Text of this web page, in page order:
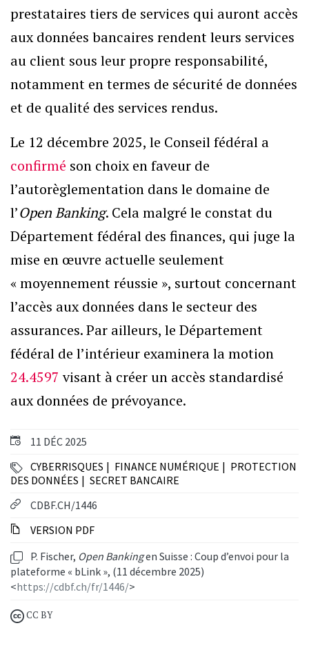
11 DÉC 2025
CYBERRISQUES
FINANCE NUMÉRIQUE
PROTECTION
DES DONNÉES
SECRET BANCAIRE
CDBF.CH/1446
VERSION PDF
P. Fischer, Open Bankingen Suisse : Coup d’envoi pour la
plateforme « bLink », (11 décembre 2025)
<https://cdbf.ch/fr/1446/>
CC BY
prestataires tiers de services qui auront accès
aux données bancaires rendent leurs services
au client sous leur propre responsabilité,
notamment en termes de sécurité de données
et de qualité des services rendus.
Le 12 décembre 2025, le Conseil fédéral a
confirmé son choix en faveur de
l’autorèglementation dans le domaine de
l’Open Banking. Cela malgré le constat du
Département fédéral des finances, qui juge la
mise en œuvre actuelle seulement
« moyennement réussie », surtout concernant
l’accès aux données dans le secteur des
assurances. Par ailleurs, le Département
fédéral de l’intérieur examinera la motion
24.4597 visant à créer un accès standardisé
aux données de prévoyance.